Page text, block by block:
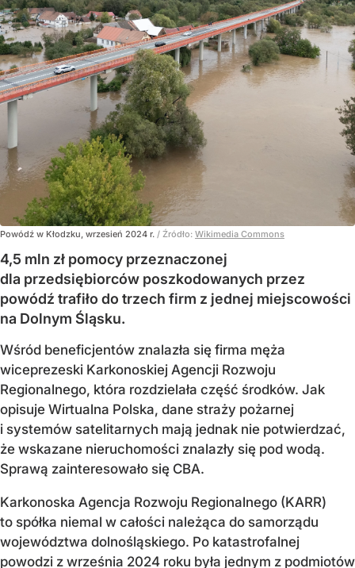
Powódź w Kłodzku, wrzesień 2024 r. / Źródło: Wikimedia Commons
4,5 mln zł pomocy przeznaczonej
dla przedsiębiorców poszkodowanych przez
powódź trafiło do trzech firm z jednej miejscowości
na Dolnym Śląsku.
Wśród beneficjentów znalazła się firma męża
wiceprezeski Karkonoskiej Agencji Rozwoju
Regionalnego, która rozdzielała część środków. Jak
opisuje Wirtualna Polska, dane straży pożarnej
i systemów satelitarnych mają jednak nie potwierdzać,
że wskazane nieruchomości znalazły się pod wodą.
Sprawą zainteresowało się CBA.
Karkonoska Agencja Rozwoju Regionalnego (KARR)
to spółka niemal w całości należąca do samorządu
województwa dolnośląskiego. Po katastrofalnej
powodzi z września 2024 roku była jednym z podmiotów